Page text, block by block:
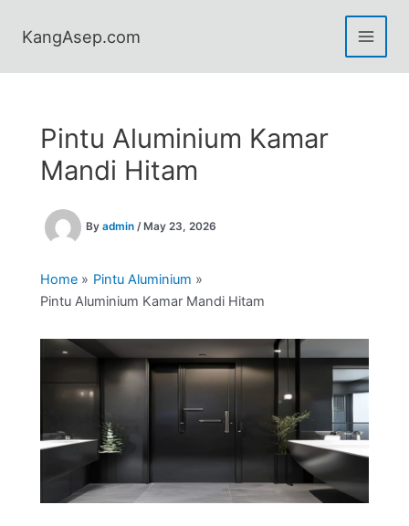
KangAsep.com
Pintu Aluminium Kamar
Mandi Hitam
By admin / May 23, 2026
Home
Pintu Aluminium
Pintu Aluminium Kamar Mandi Hitam